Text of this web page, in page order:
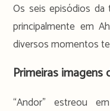
Os seis episódios da
principalmente em
diversos momentos
Primeiras imagens
“Andor” estreou